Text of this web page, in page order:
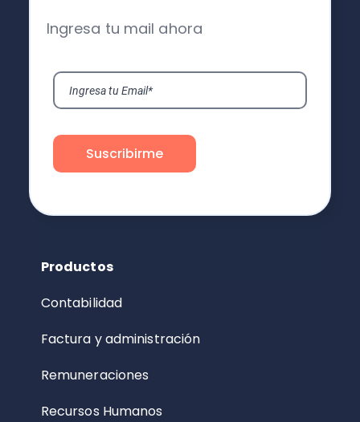
Ingresa tu mail ahora
Productos
Contabilidad
Factura y administración
Remuneraciones
Recursos Humanos